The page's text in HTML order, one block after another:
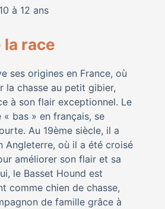
10 à 12 ans
race
ses origines en France, où
la chasse au petit gibier,
à son flair exceptionnel. Le
bas » en français, se
Au 19ème siècle, il a
Angleterre, où il a été croisé
améliorer son flair et sa
le Basset Hound est
comme chien de chasse,
de famille grâce à